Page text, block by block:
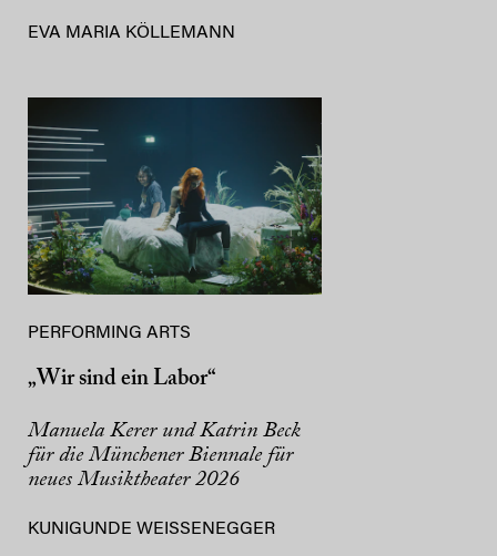
EVA MARIA KÖLLEMANN
PERFORMING ARTS
„Wir sind ein Labor“
Manuela Kerer und Katrin Beck
für die Münchener Biennale für
neues Musiktheater 2026
KUNIGUNDE WEISSENEGGER